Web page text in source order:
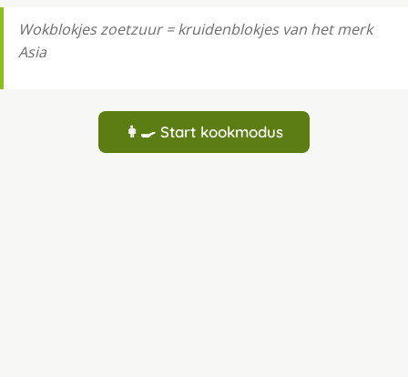
Wokblokjes zoetzuur = kruidenblokjes van het merk
Asia
👩‍🍳 Start kookmodus